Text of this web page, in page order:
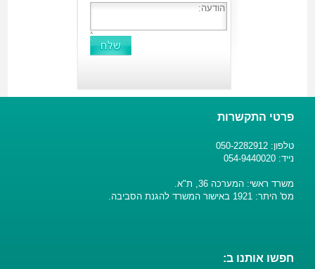
פרטי התקשרות
טלפון: 050-2282912
נייד: 054-9440020
משרד ראשי: המערכה 36, ת"א.
מס' היתר: 1921 באישור המשרד להגנת הסביבה.
חפשו אותנו ב: